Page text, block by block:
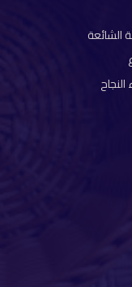
الشائعة